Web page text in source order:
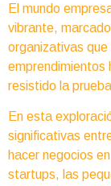
El mundo
vibrante,
organizativas
emprendimientos
resistido la
En esta
significativas
hacer negocios
startups, las